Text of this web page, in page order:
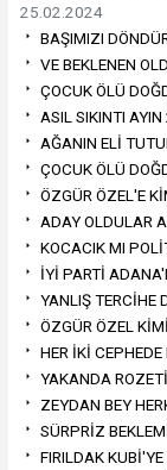
25.02.2024
BAŞIMIZI
VE BEKLENEN
ÇOCUK ÖLÜ
ASIL SIKINTI
AĞANIN ELİ
ÇOCUK ÖLÜ
ÖZGÜR ÖZEL'E
ADAY OLDULAR
KOCACIK MI
İYİ PARTİ
YANLIŞ TERCİHE
ÖZGÜR ÖZEL
HER İKİ
YAKANDA
ZEYDAN BEY
SÜRPRİZ
FIRILDAK